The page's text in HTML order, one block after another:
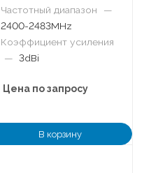
Частотный диапазон
—
2400-2483MHz
Коэффициент усиления
— 3dBi
Цена по запросу
В корзину